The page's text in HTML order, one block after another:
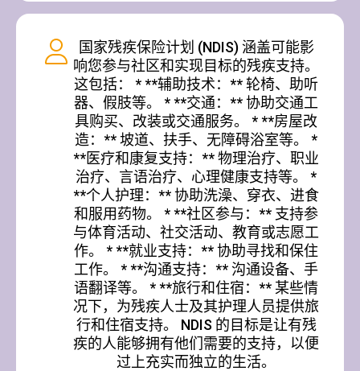
国家残疾保险计划 (NDIS) 涵盖可能影
响您参与社区和实现目标的残疾支持。
这包括： * **辅助技术：** 轮椅、助听
器、假肢等。 * **交通：** 协助交通工
具购买、改装或交通服务。 * **房屋改
造：** 坡道、扶手、无障碍浴室等。 *
**医疗和康复支持：** 物理治疗、职业
治疗、言语治疗、心理健康支持等。 *
**个人护理：** 协助洗澡、穿衣、进食
和服用药物。 * **社区参与：** 支持参
与体育活动、社交活动、教育或志愿工
作。 * **就业支持：** 协助寻找和保住
工作。 * **沟通支持：** 沟通设备、手
语翻译等。 * **旅行和住宿：** 某些情
况下，为残疾人士及其护理人员提供旅
行和住宿支持。 NDIS 的目标是让有残
疾的人能够拥有他们需要的支持，以便
过上充实而独立的生活。